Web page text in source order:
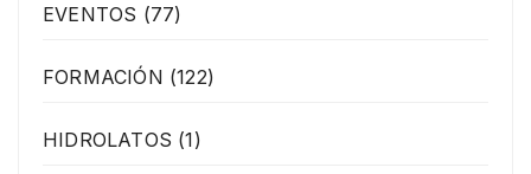
EVENTOS (77)
FORMACIÓN (122)
HIDROLATOS (1)